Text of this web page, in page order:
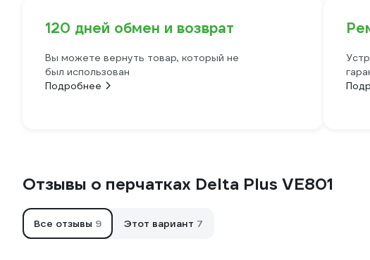
120 дней обмен и возврат
Вы можете вернуть товар, который не
был использован
Подробнее
Отзывы о перчатках Delta Plus VE801
Все отзывы 9 Этот вариант 7